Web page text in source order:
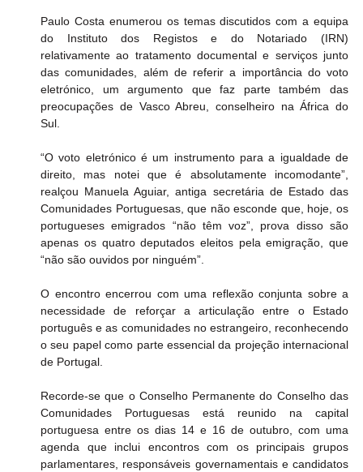
Paulo Costa enumerou os temas discutidos com a equipa
do Instituto dos Registos e do Notariado (IRN)
relativamente ao tratamento documental e serviços junto
das comunidades, além de referir a importância do voto
eletrónico, um argumento que faz parte também das
preocupações de Vasco Abreu, conselheiro na África do
Sul.
“O voto eletrónico é um instrumento para a igualdade de
direito, mas notei que é absolutamente incomodante”,
realçou Manuela Aguiar, antiga secretária de Estado das
Comunidades Portuguesas, que não esconde que, hoje, os
portugueses emigrados “não têm voz”, prova disso são
apenas os quatro deputados eleitos pela emigração, que
“não são ouvidos por ninguém”.
O encontro encerrou com uma reflexão conjunta sobre a
necessidade de reforçar a articulação entre o Estado
português e as comunidades no estrangeiro, reconhecendo
o seu papel como parte essencial da projeção internacional
de Portugal.
Recorde-se que o Conselho Permanente do Conselho das
Comunidades Portuguesas está reunido na capital
portuguesa entre os dias 14 e 16 de outubro, com uma
agenda que inclui encontros com os principais grupos
parlamentares, responsáveis governamentais e candidatos